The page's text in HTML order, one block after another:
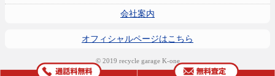
会社案内
オフィシャルページはこちら
© 2019 recycle garage K-one